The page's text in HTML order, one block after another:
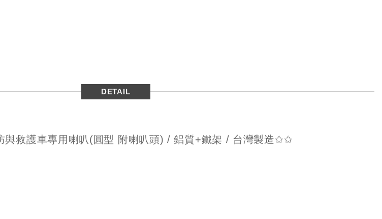
DETAIL
救護車專用喇叭(圓型 附喇叭頭) / 鋁質+鐵架 / 台灣製造✩✩